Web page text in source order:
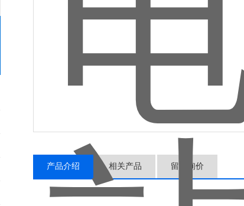
产品介绍 相关产品 留言询价